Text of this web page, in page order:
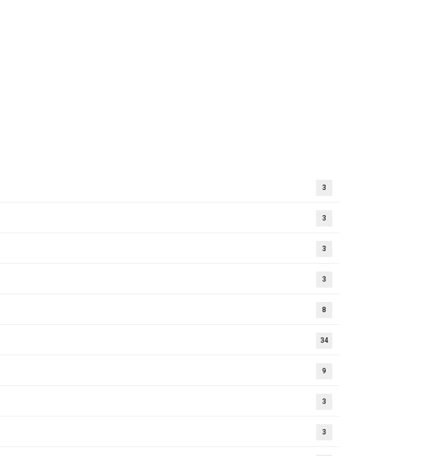
3
3
3
3
8
34
9
3
3